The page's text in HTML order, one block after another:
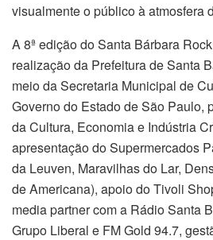
visualmente o público à atmosfera
A 8ª edição do Santa Bárbara
realização da Prefeitura de Santa
meio da Secretaria Municipal de
Governo do Estado de São Paulo,
da Cultura, Economia e Indústria
apresentação do Supermercados
da Leuven, Maravilhas do Lar,
de Americana), apoio do Tivoli
media partner com a Rádio Santa
Grupo Liberal e FM Gold 94.7,